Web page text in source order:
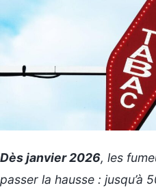
Dès janvier 2026, les
passer la hausse : jusqu’à